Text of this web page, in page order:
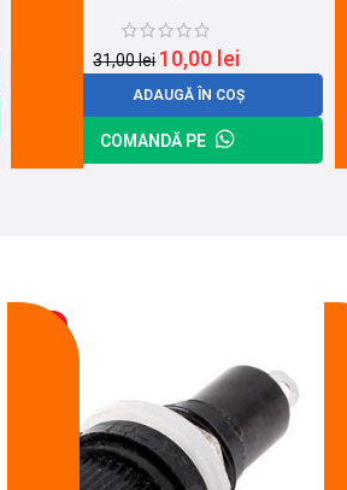
31,00lei 10,00 lei
ADAUGĂ ÎN COȘ
COMANDĂ PE